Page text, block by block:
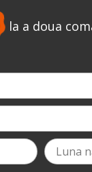
la a doua